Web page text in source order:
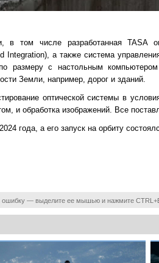
в том числе разработанная TASA
Integration), а также система
размеру с настольным
Земли, например, дорог и зданий.
оптической системы в
и обработка изображений. Все
года, а его запуск на орбиту
ошибку — выделите ее мышью и нажмите